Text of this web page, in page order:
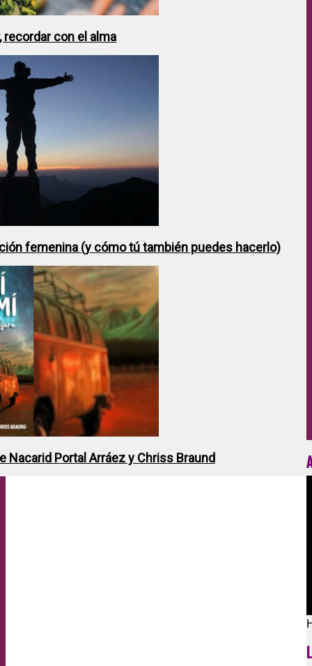
recordar con el alma
femenina (y cómo tú también puedes hacerlo)
Nacarid Portal Arráez y Chriss Braund